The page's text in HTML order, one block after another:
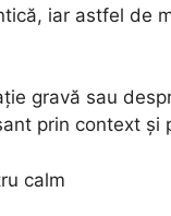
iar astfel de
gravă sau
prin context și
calm